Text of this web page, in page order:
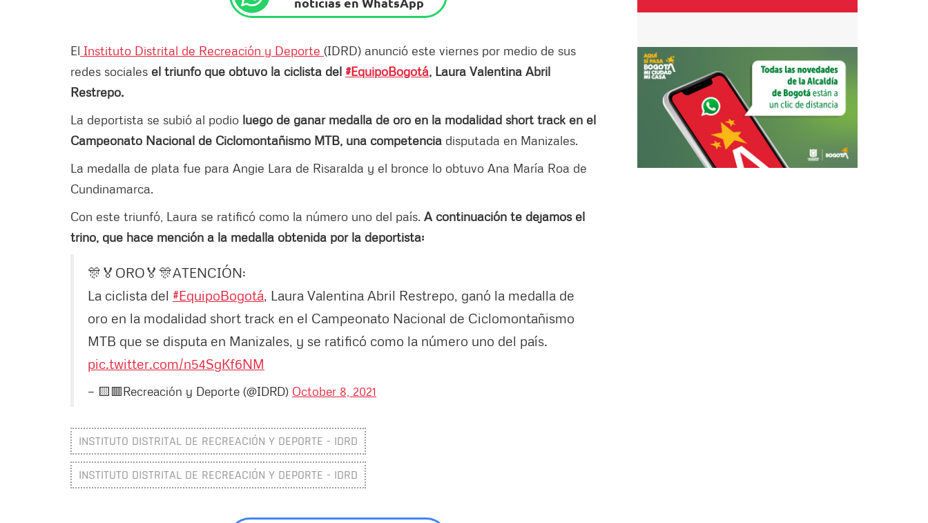
El Instituto Distrital de Recreación y Deporte (IDRD) anunció este viernes por medio de sus
redes sociales el triunfo que obtuvo la ciclista del #EquipoBogotá, Laura Valentina Abril
Restrepo.
La deportista se subió al podio luego de ganar medalla de oro en la modalidad short track en el
Campeonato Nacional de Ciclomontañismo MTB, una competencia disputada en Manizales.
La medalla de plata fue para Angie Lara de Risaralda y el bronce lo obtuvo Ana María Roa de
Cundinamarca.
Con este triunfó, Laura se ratificó como la número uno del país. A continuación te dejamos el
trino, que hace mención a la medalla obtenida por la deportista:
🎊🏅ORO🏅🎊ATENCIÓN:
La ciclista del #EquipoBogotá , Laura Valentina Abril Restrepo, ganó la medalla de
oro en la modalidad short track en el Campeonato Nacional de Ciclomontañismo
MTB que se disputa en Manizales, y se ratificó como la número uno del país.
pic.twitter.com/n54SgKf6NM
— 🟨🟥Recreación y Deporte (@IDRD) October 8, 2021
INSTITUTO DISTRITAL DE RECREACIÓN Y DEPORTE - IDRD
INSTITUTO DISTRITAL DE RECREACIÓN Y DEPORTE - IDRD